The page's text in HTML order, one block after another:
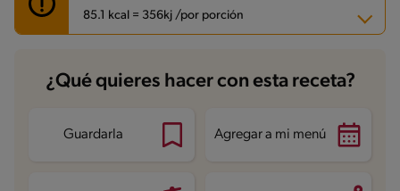
85.1 kcal = 356kj /por porción
Carbohidratos 19.9 g
Energía 85.1 kcal
Proteína
Grasas saturadas 0.2 g
¿Qué quieres hacer con esta receta?
Guardarla Agregar a mi menú